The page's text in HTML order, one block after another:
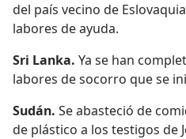
del país vecino de
labores de ayuda.
Sri Lanka. Ya se han
labores de socorro que se
Sudán. Se abasteció de
de plástico a los testigos de